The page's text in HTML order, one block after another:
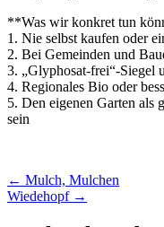
**Was wir konkret tun
1. Nie selbst kaufen oder
2. Bei Gemeinden und
3. „Glyphosat-frei“-Siegel
4. Regionales Bio oder
5. Den eigenen Garten als
sein
← Mulch, Mulchen
Wiedehopf →